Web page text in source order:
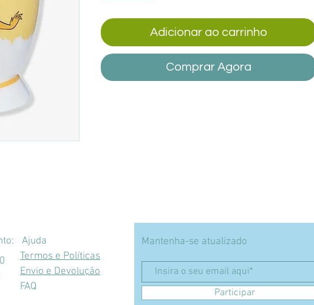
Adicionar ao carrinho
Comprar Agora
Ajuda
Termos e Políticas
Envio e Devolução
FAQ
Mantenha-se atualizado
Participar